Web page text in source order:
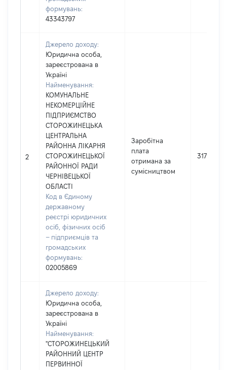
формувань:
43343797
2
Джерело доходу:
Юридична особа,
зареєстрована в
Україні
Найменування:
КОМУНАЛЬНЕ
НЕКОМЕРЦІЙНЕ
ПІДПРИЄМСТВО
СТОРОЖИНЕЦЬКА
ЦЕНТРАЛЬНА
РАЙОННА ЛІКАРНЯ
СТОРОЖИНЕЦЬКОЇ
РАЙОННОЇ РАДИ
ЧЕРНІВЕЦЬКОЇ
ОБЛАСТІ
Код в Єдиному
державному
реєстрі юридичних
осіб, фізичних осіб
– підприємців та
громадських
формувань:
02005869
Заробітна
плата
отримана за
сумісництвом
31707
Джерело доходу:
Юридична особа,
зареєстрована в
Україні
Найменування:
"СТОРОЖИНЕЦЬКИЙ
РАЙОННИЙ ЦЕНТР
ПЕРВИННОЇ